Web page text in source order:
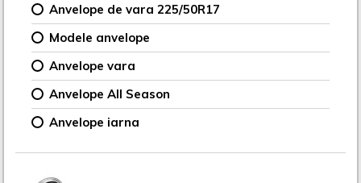
Anvelope de vara 225/50R17
Modele anvelope
Anvelope vara
Anvelope All Season
Anvelope iarna